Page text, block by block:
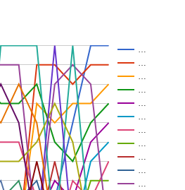
…
…
…
…
…
…
…
…
…
…
…